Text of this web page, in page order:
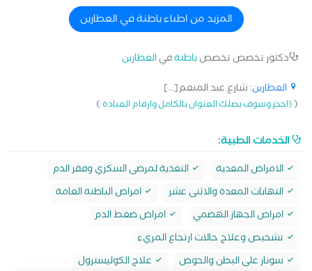
المزيد من اطباء باطنة في العطارين
دكتور تخصص تخصصباطنةفيالعطارين
العطارين: شارع عبد المنعم[...]
((احجز وسوف يصلك العنوان بالكامل وارقام العيادة)
الخدمات الطبية:
الامراض المعدية
التغذية لمرضى السكري وفقر الدم
التهابات المعدة والاثنى عشر
امراض الباطنة العامة
امراض الجهاز الهضمي
امراض ضغط الدم
تشخيص وعلاج حالات ارتجاع المريء
سونار على البطن والحوض
علاج الكوليسترول